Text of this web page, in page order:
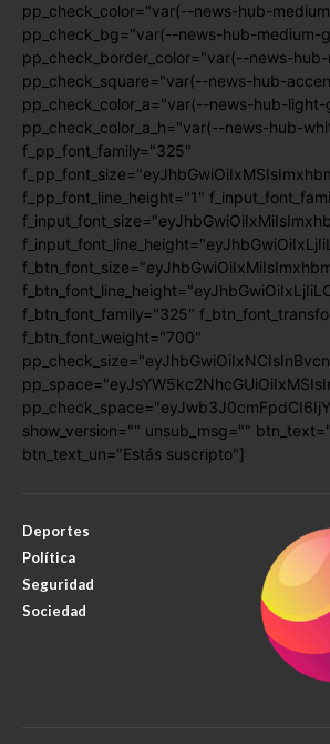
pp_check_color="var(--news-hub-
pp_check_bg="var(--news-hub-medium-
pp_check_border_color="var(--news-
pp_check_square="var(--news-hub-
pp_check_color_a="var(--news-hub-light-
pp_check_color_a_h="var(--news-hub-
f_pp_font_family="325"
f_pp_font_line_height="1"
f_btn_font_family="325"
f_btn_font_weight="700"
show_version="" unsub_msg=""
btn_text_un="Estás suscripto"]
Deportes
Política
Seguridad
Sociedad